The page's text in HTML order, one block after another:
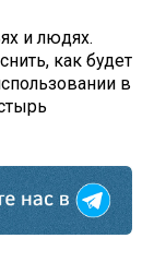
и людях.
как будет
в